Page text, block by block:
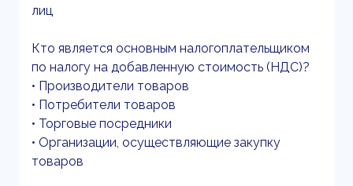
лиц
Кто является основным налогоплательщиком
по налогу на добавленную стоимость (НДС)?
• Производители товаров
• Потребители товаров
• Торговые посредники
• Организации, осуществляющие закупку
товаров